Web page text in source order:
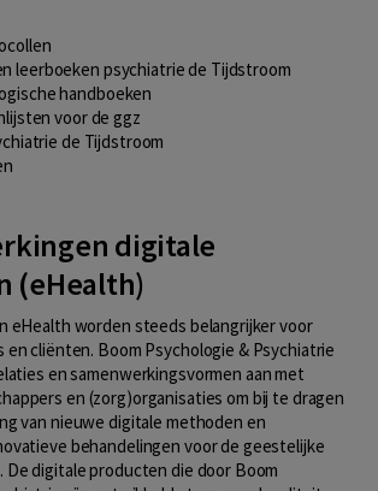
leerboeken psychiatrie de Tijdstroom
handboeken
voor de ggz
de Tijdstroom
digitale
(eHealth)
eHealth worden steeds belangrijker voor
cliënten. Boom Psychologie & Psychiatrie
en samenwerkingsvormen aan met
en (zorg)organisaties om bij te dragen
van nieuwe digitale methoden en
behandelingen voor de geestelijke
De digitale producten die door Boom